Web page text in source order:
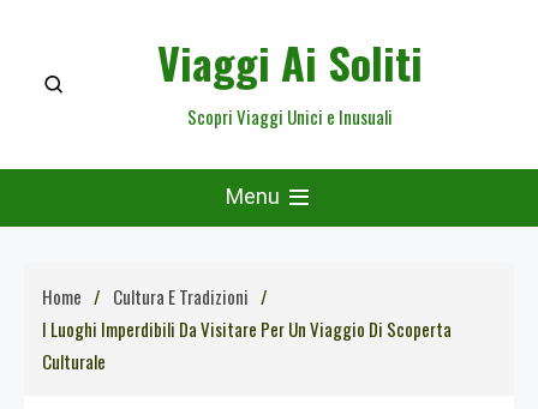
content
Viaggi Ai Soliti
Scopri Viaggi Unici e Inusuali
Menu
Home
Cultura E Tradizioni
I Luoghi Imperdibili Da Visitare Per Un Viaggio Di Scoperta
Culturale